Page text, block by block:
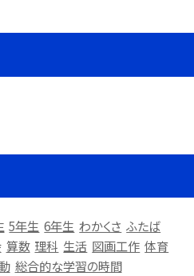
5年生 6年生 わかくさ ふたば
算数 理科 生活 図画工作 体育
総合的な学習の時間